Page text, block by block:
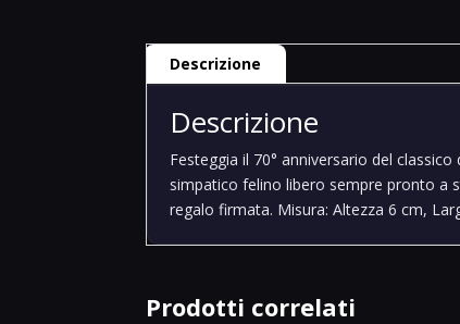
Descrizione
Descrizione
Festeggia il 70° anniversario del classico
simpatico felino libero sempre pronto a
regalo firmata. Misura: Altezza 6 cm,
Prodotti correlati